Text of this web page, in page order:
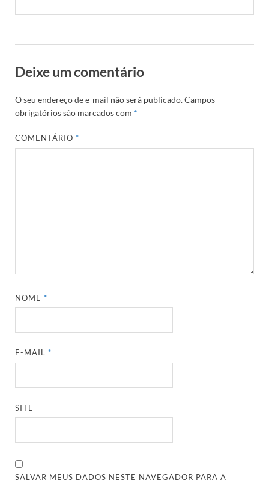
Deixe um comentário
O seu endereço de e-mail não será publicado.Campos
obrigatórios são marcados com *
COMENTÁRIO*
NOME*
E-MAIL*
SITE
SALVAR MEUS DADOS NESTE NAVEGADOR PARA A